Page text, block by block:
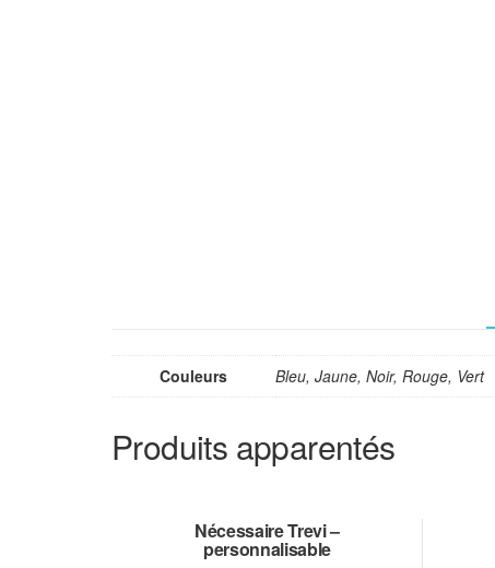
Couleurs Bleu, Jaune, Noir, Rouge, Vert
Produits apparentés
Nécessaire Trevi –
personnalisable